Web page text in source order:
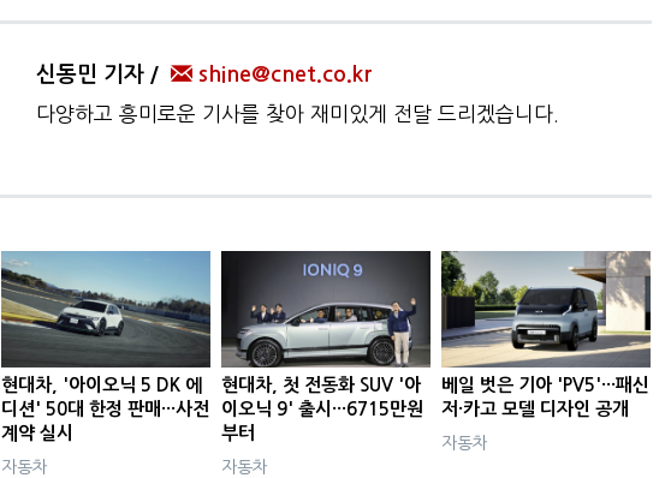
신동민 기자 shine@cnet.co.kr
다양하고 흥미로운 기사를 찾아 재미있게 전달 드리겠습니다.
현대차, '아이오닉 5 DK 에
디션' 50대 한정 판매···사전
계약 실시
자동차
현대차, 첫 전동화 SUV '아
이오닉 9' 출시···6715만원
부터
자동차
베일 벗은 기아 'PV5'···패신
저·카고 모델 디자인 공개
자동차